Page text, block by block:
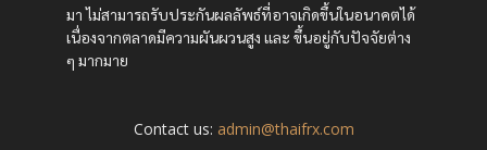
มา ไม่สามารถรับประกันผลลัพธ์ที่อาจเกิดขึ้นในอนาคตได้
เนื่องจากตลาดมีความผันผวนสูง และ ขึ้นอยู่กับปัจจัยต่าง
ๆ มากมาย
Contact us: admin@thaifrx.com